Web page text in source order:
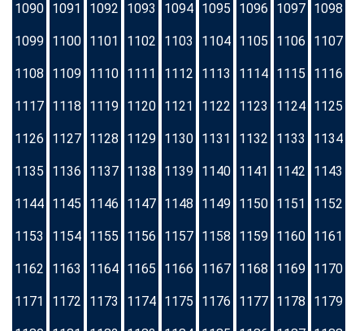
1090 1091 1092 1093 1094 1095 1096 1097 1098
1099 1100 1101 1102 1103 1104 1105 1106 1107
1108 1109 1110 1111 1112 1113 1114 1115 1116
1117 1118 1119 1120 1121 1122 1123 1124 1125
1126 1127 1128 1129 1130 1131 1132 1133 1134
1135 1136 1137 1138 1139 1140 1141 1142 1143
1144 1145 1146 1147 1148 1149 1150 1151 1152
1153 1154 1155 1156 1157 1158 1159 1160 1161
1162 1163 1164 1165 1166 1167 1168 1169 1170
1171 1172 1173 1174 1175 1176 1177 1178 1179